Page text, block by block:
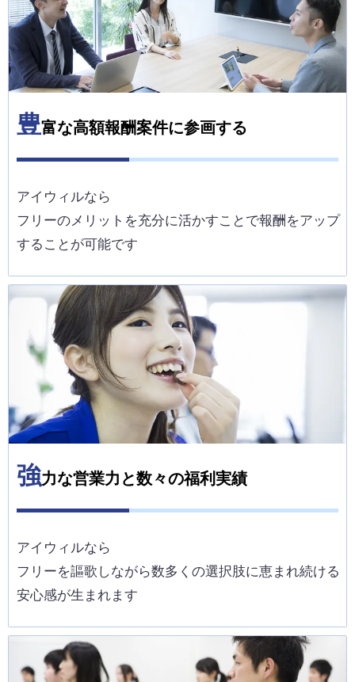
豊富な高額報酬案件に参画する
アイウィルなら
フリーのメリットを充分に活かすことで報酬をアップ
することが可能です
強力な営業力と数々の福利実績
アイウィルなら
フリーを謳歌しながら数多くの選択肢に恵まれ続ける
安心感が生まれます